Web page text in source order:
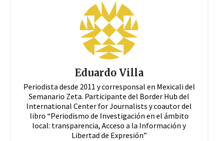
Eduardo Villa
Periodista desde 2011 y corresponsal en Mexicali del
Semanario Zeta. Participante del Border Hub del
International Center for Journalists y coautor del
libro “Periodismo de Investigación en el ámbito
local: transparencia, Acceso a la Información y
Libertad de Expresión”